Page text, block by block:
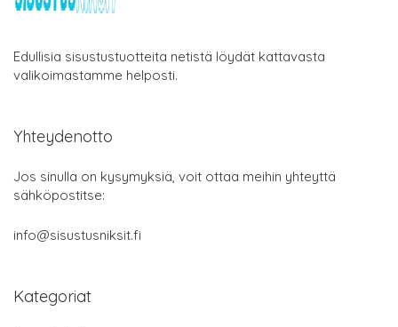
Edullisia sisustustuotteita netistä löydät kattavasta
valikoimastamme helposti.
Yhteydenotto
Jos sinulla on kysymyksiä, voit ottaa meihin yhteyttä
sähköpostitse:
info@sisustusniksit.fi
Kategoriat